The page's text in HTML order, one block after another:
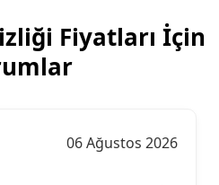
Fiyatları İçin
06 Ağustos 2026